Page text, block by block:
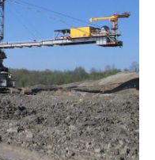
aici
aici
aici